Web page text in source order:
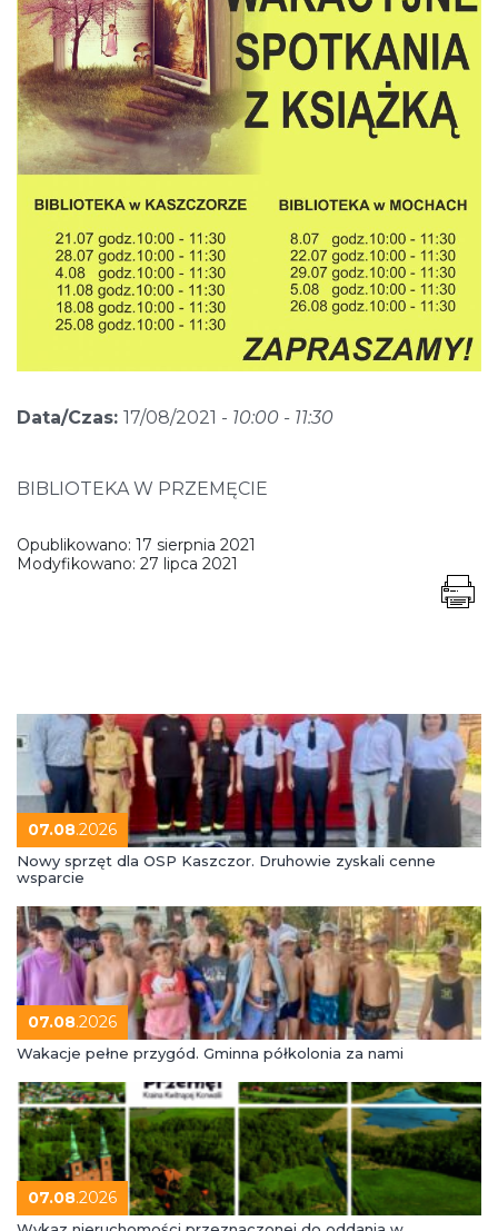
Data/Czas: 17/08/2021 - 10:00 - 11:30
BIBLIOTEKA W PRZEMĘCIE
Opublikowano: 17 sierpnia 2021
Modyfikowano: 27 lipca 2021
07.08.2026
Nowy sprzęt dla OSP Kaszczor. Druhowie zyskali cenne
wsparcie
07.08.2026
Wakacje pełne przygód. Gminna półkolonia za nami
07.08.2026